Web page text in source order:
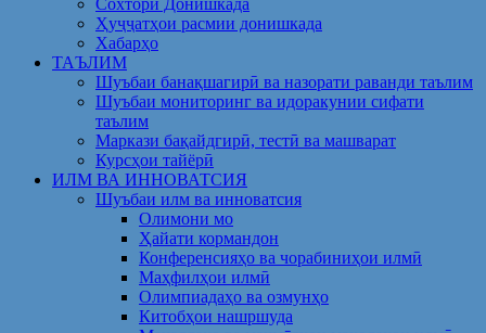
Сохтори Донишкада
Ҳуҷҷатҳои расмии донишкада
Хабарҳо
ТАЪЛИМ
Шуъбаи банақшагирӣ ва назорати раванди таълим
Шуъбаи мониторинг ва идоракунии сифати
таълим
Маркази бақайдгирӣ, тестӣ ва машварат
Курсҳои тайёрӣ
ИЛМ ВА ИННОВАТСИЯ
Шуъбаи илм ва инноватсия
Олимони мо
Ҳайати кормандон
Конференсияҳо ва чорабиниҳои илмӣ
Маҳфилҳои илмӣ
Олимпиадаҳо ва озмунҳо
Китобҳои нашршуда